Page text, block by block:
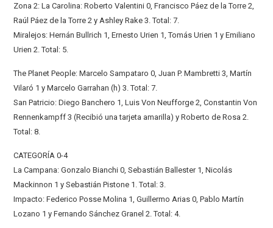
Zona 2: La Carolina: Roberto Valentini 0, Francisco Páez de la Torre 2,
Raúl Páez de la Torre 2 y Ashley Rake 3. Total: 7.
Miralejos: Hernán Bullrich 1, Ernesto Urien 1, Tomás Urien 1 y Emiliano
Urien 2. Total: 5.
The Planet People: Marcelo Sampataro 0, Juan P. Mambretti 3, Martín
Vilaró 1 y Marcelo Garrahan (h) 3. Total: 7.
San Patricio: Diego Banchero 1, Luis Von Neufforge 2, Constantin Von
Rennenkampff 3 (Recibió una tarjeta amarilla) y Roberto de Rosa 2.
Total: 8.
CATEGORÍA 0-4
La Campana: Gonzalo Bianchi 0, Sebastián Ballester 1, Nicolás
Mackinnon 1 y Sebastián Pistone 1. Total: 3.
Impacto: Federico Posse Molina 1, Guillermo Arias 0, Pablo Martín
Lozano 1 y Fernando Sánchez Granel 2. Total: 4.